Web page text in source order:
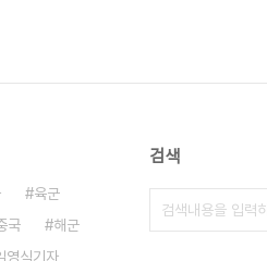
육군
국
해군
영식기자
검색